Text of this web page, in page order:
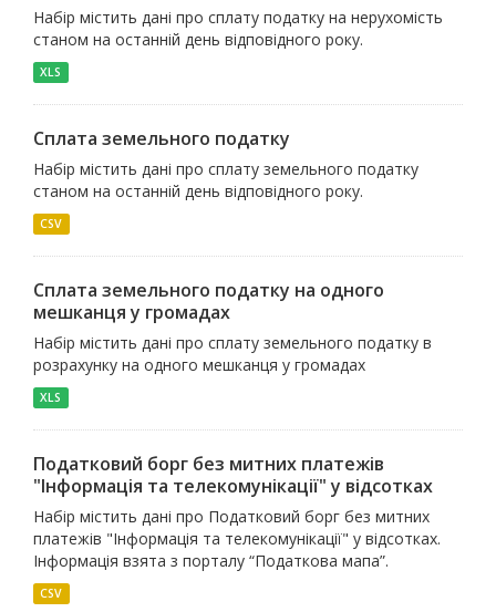
Набір містить дані про сплату податку на нерухомість
станом на останній день відповідного року.
XLS
Сплата земельного податку
Набір містить дані про сплату земельного податку
станом на останній день відповідного року.
CSV
Сплата земельного податку на одного
мешканця у громадах
Набір містить дані про сплату земельного податку в
розрахунку на одного мешканця у громадах
XLS
Податковий борг без митних платежів
"Iнформацiя та телекомунiкацiї" у відсотках
Набір містить дані про Податковий борг без митних
платежів "Iнформацiя та телекомунiкацiї" у відсотках.
Інформація взята з порталу “Податкова мапа”.
CSV